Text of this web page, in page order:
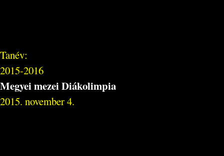
Tanév:
2015-2016
Megyei mezei Diákolimpia
2015. november 4.